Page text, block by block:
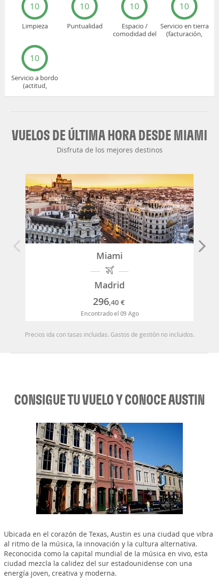
10
Limpieza
10
Puntualidad
10
Espacio /
comodidad del
10
Servicio en tierra
(facturación,
10
Servicio a bordo
(actitud,
VUELOS DE ÚLTIMA HORA DESDE MIAMI
Disfruta de los mejores destinos
Miami
Madrid
296,40 €
Encontrado el 09 Ago
Precios ida con tasas incluidas. Gastos de gestión no incluidos.
CONSIGUE TU VUELO Y CONOCE AUSTIN
Ubicada en el corazón de Texas, Austin es una ciudad que vibra
al ritmo de la música, la innovación y la cultura alternativa.
Reconocida como la capital mundial de la música en vivo, esta
ciudad mezcla la calidez del sur estadounidense con una
energía joven, creativa y moderna.